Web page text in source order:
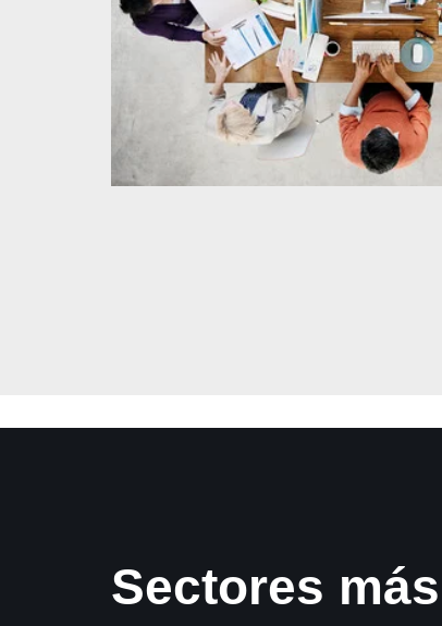
Sectores